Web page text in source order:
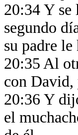
20:34 Y se
segundo
su padre
20:35 Al
con David,
20:36 Y
el